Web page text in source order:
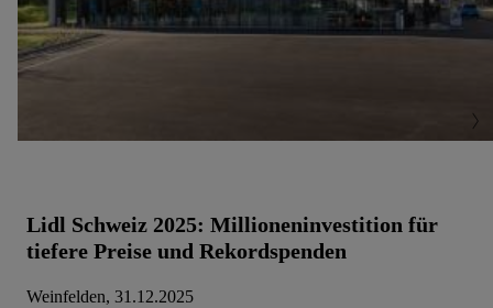
Lidl Schweiz 2025: Millioneninvestition für
tiefere Preise und Rekordspenden
Weinfelden, 31.12.2025